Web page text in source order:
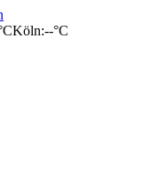
Köln:--°C